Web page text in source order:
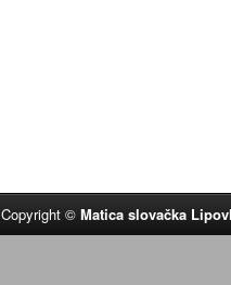
Copyright ©Matica slovačka